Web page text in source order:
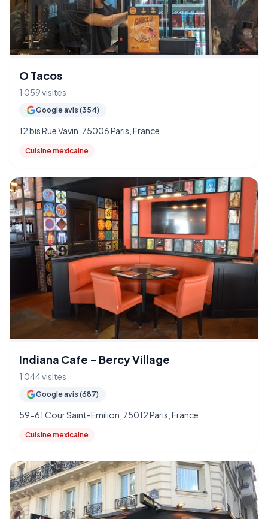
O Tacos
1 059 visites
Google avis (354)
12 bis Rue Vavin, 75006 Paris, France
Cuisine mexicaine
Indiana Cafe - Bercy Village
1 044 visites
Google avis (687)
59-61 Cour Saint-Emilion, 75012 Paris, France
Cuisine mexicaine